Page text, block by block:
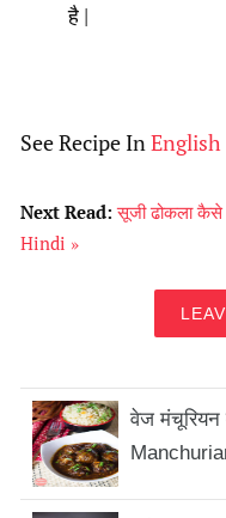
है |
See Recipe InEnglish
Next Read:सूजी ढोकला
Hindi »
वेज मंचूरियन